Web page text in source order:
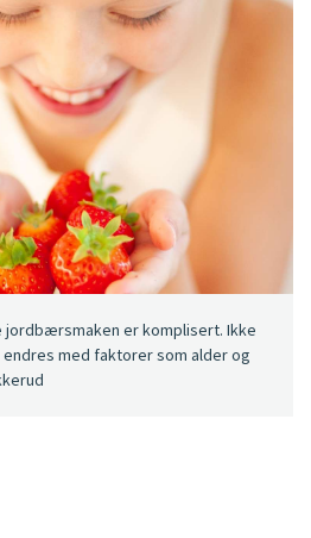
jordbærsmaken er komplisert. Ikke
med faktorer som alder og